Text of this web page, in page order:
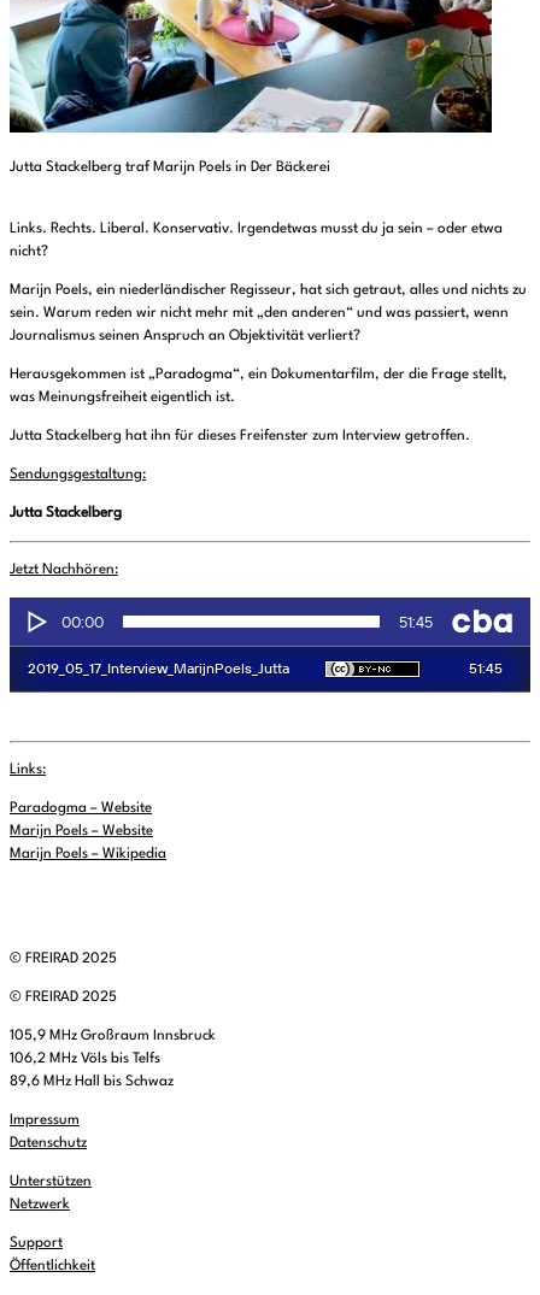
Jutta Stackelberg traf Marijn Poels in Der Bäckerei
Links. Rechts. Liberal. Konservativ. Irgendetwas musst du ja sein – oder etwa
nicht?
Marijn Poels, ein niederländischer Regisseur, hat sich getraut, alles und nichts zu
sein. Warum reden wir nicht mehr mit „den anderen“ und was passiert, wenn
Journalismus seinen Anspruch an Objektivität verliert?
Herausgekommen ist „Paradogma“, ein Dokumentarfilm, der die Frage stellt,
was Meinungsfreiheit eigentlich ist.
Jutta Stackelberg hat ihn für dieses Freifenster zum Interview getroffen.
Sendungsgestaltung:
Jutta Stackelberg
Jetzt Nachhören:
Links:
Paradogma – Website
Marijn Poels – Website
Marijn Poels – Wikipedia
© FREIRAD 2025
© FREIRAD 2025
105,9 MHz Großraum Innsbruck
106,2 MHz Völs bis Telfs
89,6 MHz Hall bis Schwaz
Impressum
Datenschutz
Unterstützen
Netzwerk
Support
Öffentlichkeit